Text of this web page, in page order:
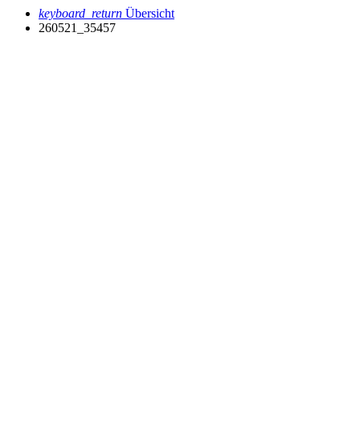
keyboard_return Übersicht
260521_35457